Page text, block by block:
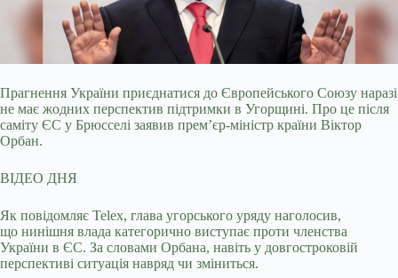
Прагнення України приєднатися до Європейського Союзу наразі
не має жодних перспектив підтримки в Угорщині. Про це після
саміту ЄС у Брюсселі заявив прем’єр-міністр країни Віктор
Орбан.
ВІДЕО ДНЯ
Як повідомляє Telex, глава угорського уряду наголосив,
що нинішня влада категорично виступає проти членства
України в ЄС. За словами Орбана, навіть у довгостроковій
перспективі ситуація навряд чи зміниться.